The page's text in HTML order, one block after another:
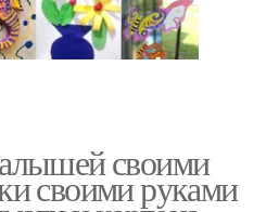
своими
своими руками